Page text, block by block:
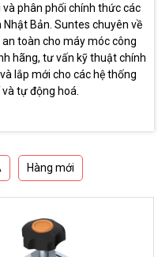
phân phối chính thức các
Bản. Suntes chuyên về
toàn cho máy móc công
hãng, tư vấn kỹ thuật chính
lắp mới cho các hệ thống
tự động hoá.
Hàng mới